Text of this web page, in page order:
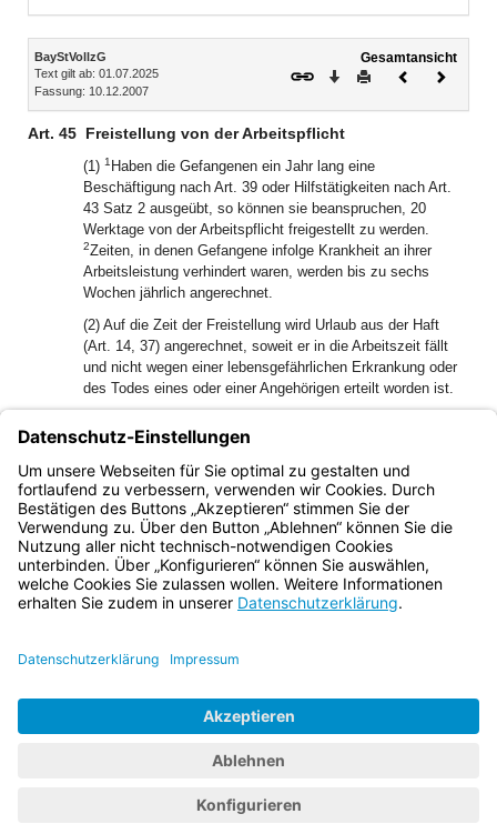
Inhalt
BayStVollzG
Text gilt ab: 01.07.2025
Fassung: 10.12.2007
Gesamtansicht
Download
DruckenVorheriges
Art. 45 Freistellung von der Arbeitspflicht
(1) 1 Haben die Gefangenen ein Jahr lang eine
Beschäftigung nach Art. 39 oder Hilfstätigkeiten nach Art.
43 Satz 2 ausgeübt, so können sie beanspruchen, 20
Werktage von der Arbeitspflicht freigestellt zu werden.
2Zeiten, in denen Gefangene infolge Krankheit an ihrer
Arbeitsleistung verhindert waren, werden bis zu sechs
Wochen jährlich angerechnet.
(2) Auf die Zeit der Freistellung wird Urlaub aus der Haft
(Art. 14, 37) angerechnet, soweit er in die Arbeitszeit fällt
und nicht wegen einer lebensgefährlichen Erkrankung oder
des Todes eines oder einer Angehörigen erteilt worden ist.
zuletzt gezahlten Bezüge weiter.
(4) Urlaubsregelungen der Beschäftigungsverhältnisse
außerhalb des Strafvollzugs bleiben unberührt.
Bayern.de
BayernPortal
Impressum